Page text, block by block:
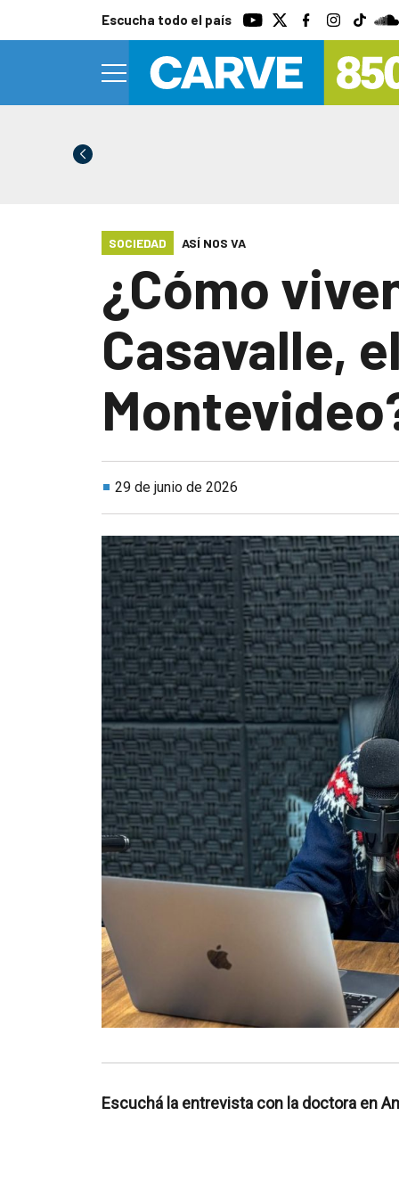
Escucha todo el país
SOCIEDAD ASÍ NOS VA
¿Cómo
Casavalle,
29 de junio de 2026
Escuchá la entrevista con la doctora en